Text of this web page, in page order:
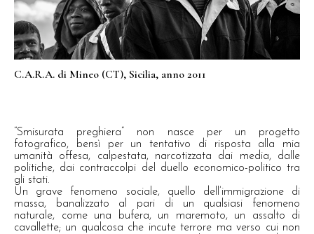
C.A.R.A. di Mineo (CT), Sicilia, anno 2011
“Smisurata preghiera” non nasce per un progetto
fotografico, bensì per un tentativo di risposta alla mia
umanità offesa, calpestata, narcotizzata dai media, dalle
politiche, dai contraccolpi del duello economico-politico tra
gli stati.
Un grave fenomeno sociale, quello dell’immigrazione di
massa, banalizzato al pari di un qualsiasi fenomeno
naturale, come una bufera, un maremoto, un assalto di
cavallette; un qualcosa che incute terrore ma verso cui non